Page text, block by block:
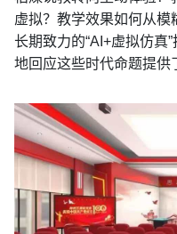
虚拟？教学效果如何从模
长期致力的“AI+虚拟仿真
地回应这些时代命题提供